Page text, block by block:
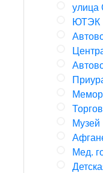
улица
ЮТЭК
Музей
Мед.